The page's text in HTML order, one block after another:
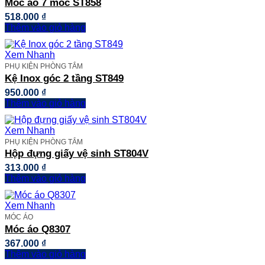
Móc áo 7 móc ST858
518.000 ₫
Thêm vào giỏ hàng
Xem Nhanh
PHỤ KIỆN PHÒNG TẮM
Kệ Inox góc 2 tầng ST849
950.000 ₫
Thêm vào giỏ hàng
Xem Nhanh
PHỤ KIỆN PHÒNG TẮM
Hộp đựng giấy vệ sinh ST804V
313.000 ₫
Thêm vào giỏ hàng
Xem Nhanh
MÓC ÁO
Móc áo Q8307
367.000 ₫
Thêm vào giỏ hàng